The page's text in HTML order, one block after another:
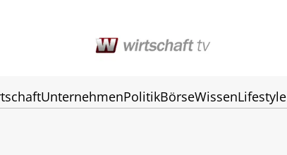
UnternehmenPolitikBörseWissenLifestyle